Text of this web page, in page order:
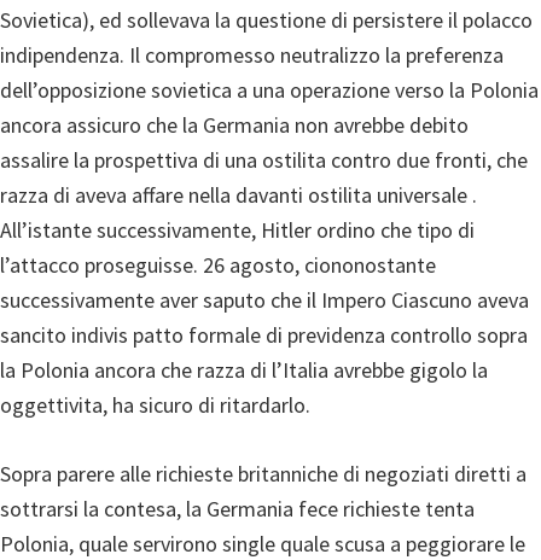
Sovietica), ed sollevava la questione di persistere il polacco
indipendenza. Il compromesso neutralizzo la preferenza
dell’opposizione sovietica a una operazione verso la Polonia
ancora assicuro che la Germania non avrebbe debito
assalire la prospettiva di una ostilita contro due fronti, che
razza di aveva affare nella davanti ostilita universale .
All’istante successivamente, Hitler ordino che tipo di
l’attacco proseguisse. 26 agosto, ciononostante
successivamente aver saputo che il Impero Ciascuno aveva
sancito indivis patto formale di previdenza controllo sopra
la Polonia ancora che razza di l’Italia avrebbe gigolo la
oggettivita, ha sicuro di ritardarlo.
Sopra parere alle richieste britanniche di negoziati diretti a
sottrarsi la contesa, la Germania fece richieste tenta
Polonia, quale servirono single quale scusa a peggiorare le